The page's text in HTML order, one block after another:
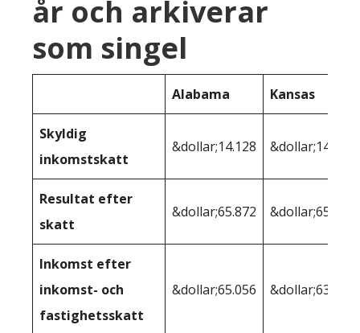
år och arkiverar
som singel
Alabama Kansas
Skyldig
inkomstskatt
&dollar;14.128 &dollar;14.143
Resultat efter
skatt
&dollar;65.872 &dollar;65.857
Inkomst efter
inkomst- och
fastighetsskatt
&dollar;65.056 &dollar;63.371